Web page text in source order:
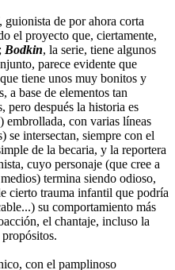
guionista de por ahora corta
el proyecto que, ciertamente,
Bodkin, la serie, tiene algunos
parece evidente que
tiene unos muy bonitos y
a base de elementos tan
pero después la historia es
embrollada, con varias líneas
se intersectan, siempre con el
de la becaria, y la reportera
cuyo personaje (que cree a
termina siendo odioso,
cierto trauma infantil que podría
su comportamiento más
el chantaje, incluso la
con el pamplinoso